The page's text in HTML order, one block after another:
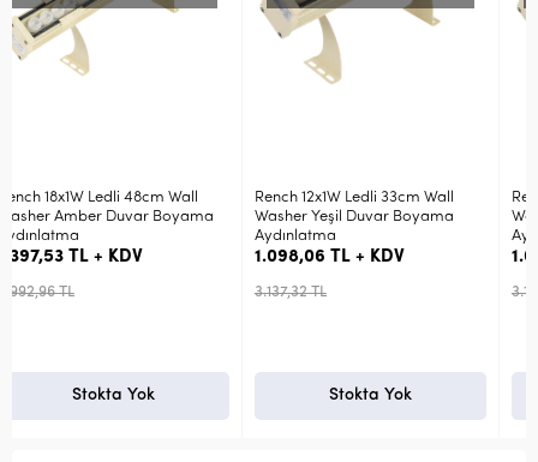
Wall
Rench 12x1W Ledli 33cm Wall
Washer Yeşil Duvar Boyama
1.098,06 TL + KDV
Rench 12x1W Ledli 33cm
Washer Amber Duvar
1.098,06 TL + KDV